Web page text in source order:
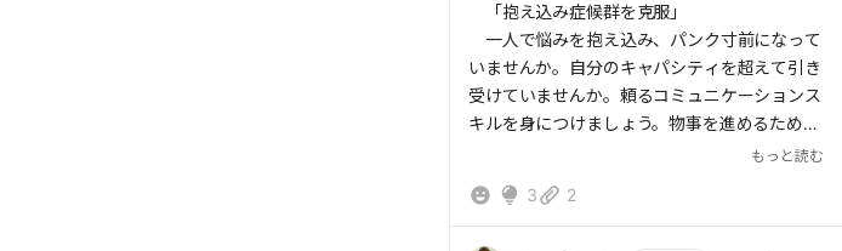
もっと読む
「抱え込み症候群を克服」
一人で悩みを抱え込み、パンク寸前になって
いませんか。自分のキャパシティを超えて引き
受けていませんか。頼るコミュニケーションス
キルを身につけましょう。物事を進めるために
まず、様々なグループで人間の尊厳を遵守で
もっと読む
3 2